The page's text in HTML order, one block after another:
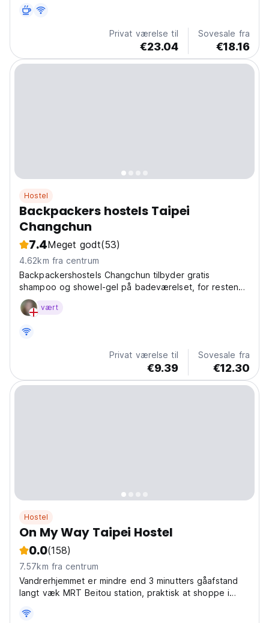
Privat værelse til
€23.04
Sovesale fra
€18.16
Hostel
Backpackers hostels Taipei
Changchun
7.4Meget godt(53)
4.62km fra centrum
Backpackershostels Changchun tilbyder gratis
shampoo og showel-gel på badeværelset, for resten
toiletartikler kan du selv medbringe eller købe i
lobbyen.
vært
Privat værelse til
€9.39
Sovesale fra
€12.30
Hostel
On My Way Taipei Hostel
0.0(158)
7.57km fra centrum
Vandrerhjemmet er mindre end 3 minutters gåafstand
langt væk MRT Beitou station, praktisk at shoppe i
omkring Taipei,